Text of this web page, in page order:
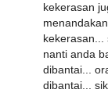
kekerasan
kekerasan...
nanti anda
dibantai...
dibantai...